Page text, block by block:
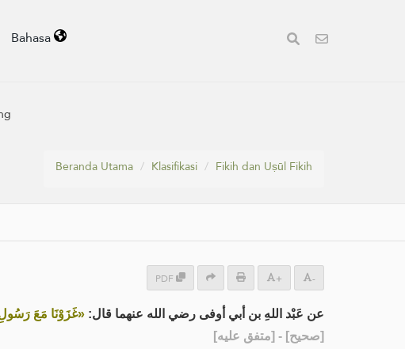
Bahasa
Beranda Utama Klasifikasi Fikih dan Uṣūl Fikih
PDF + -
عن عَبْد اللهِ بن أبي أوفى رضي الله عنهما قال: «غَزَوْنَا مَعَ رَسُولِ
[صحيح] - [متفق عليه]